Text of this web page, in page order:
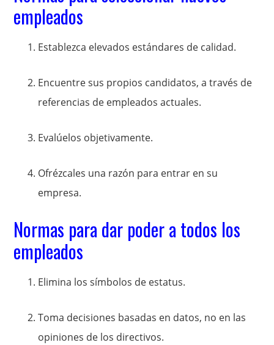
empleados
Establezca elevados estándares de calidad.
Encuentre sus propios candidatos, a través de
referencias de empleados actuales.
Evalúelos objetivamente.
Ofrézcales una razón para entrar en su
empresa.
Normas para dar poder a todos los
empleados
Elimina los símbolos de estatus.
Toma decisiones basadas en datos, no en las
opiniones de los directivos.